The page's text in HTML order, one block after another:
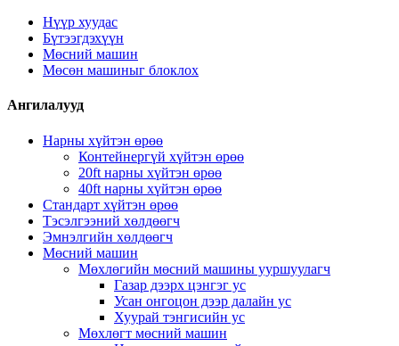
Нүүр хуудас
Бүтээгдэхүүн
Мөсний машин
Мөсөн машиныг блоклох
Ангилалууд
Нарны хүйтэн өрөө
Контейнергүй хүйтэн өрөө
20ft нарны хүйтэн өрөө
40ft нарны хүйтэн өрөө
Стандарт хүйтэн өрөө
Тэсэлгээний хөлдөөгч
Эмнэлгийн хөлдөөгч
Мөсний машин
Мөхлөгийн мөсний машины ууршуулагч
Газар дээрх цэнгэг ус
Усан онгоцон дээр далайн ус
Хуурай тэнгисийн ус
Мөхлөгт мөсний машин